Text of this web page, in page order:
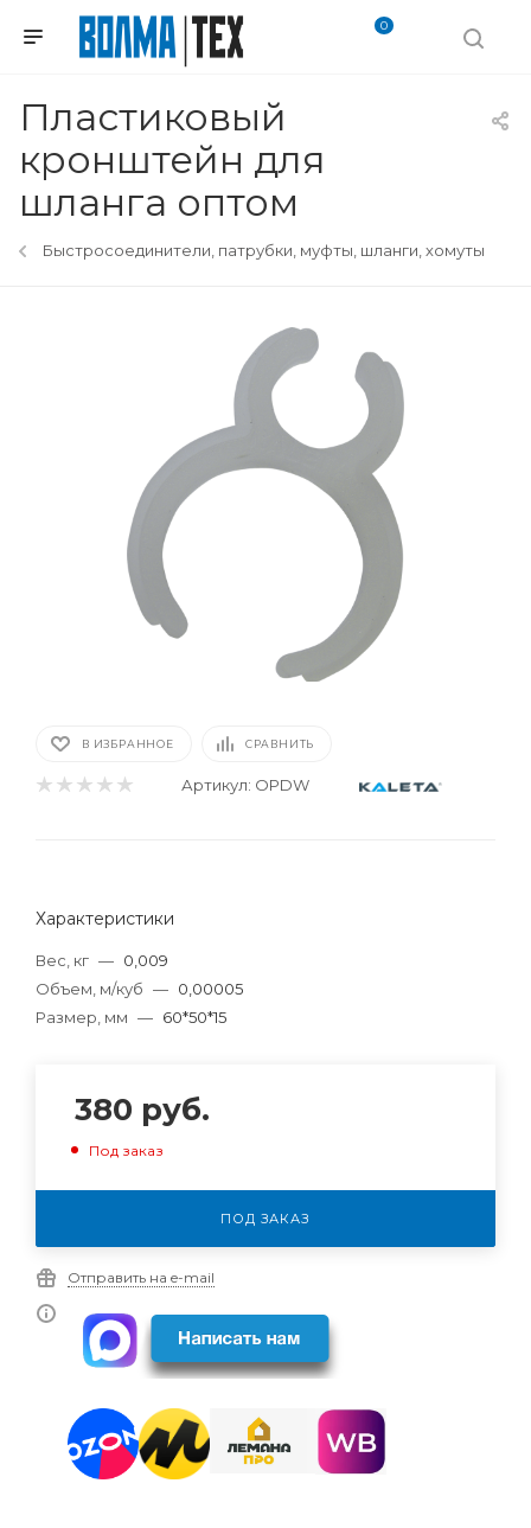
0
Пластиковый
кронштейн для
шланга оптом
Быстросоединители, патрубки, муфты, шланги, хомуты
В ИЗБРАННОЕ СРАВНИТЬ
Артикул: OPDW
Характеристики
Вес, кг — 0,009
Объем, м/куб — 0,00005
Размер, мм — 60*50*15
380 руб.
Под заказ
ПОД ЗАКАЗ
Отправить на e-mail